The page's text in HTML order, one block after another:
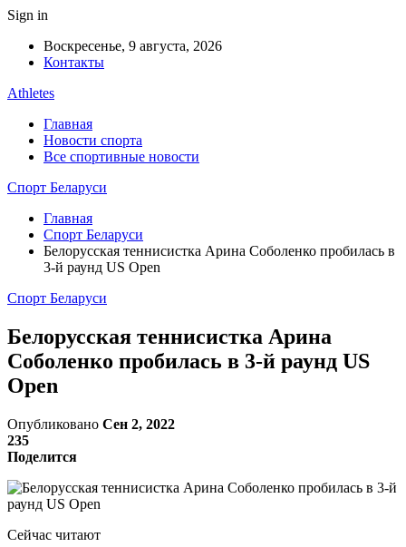
Sign in
Воскресенье, 9 августа, 2026
Контакты
Athletes
Главная
Новости спорта
Все спортивные новости
Спорт Беларуси
Главная
Спорт Беларуси
Белорусская теннисистка Арина Соболенко пробилась в
3-й раунд US Open
Спорт Беларуси
Белорусская теннисистка Арина
Соболенко пробилась в 3-й раунд US
Open
Опубликовано Сен 2, 2022
235
Поделится
Сейчас читают